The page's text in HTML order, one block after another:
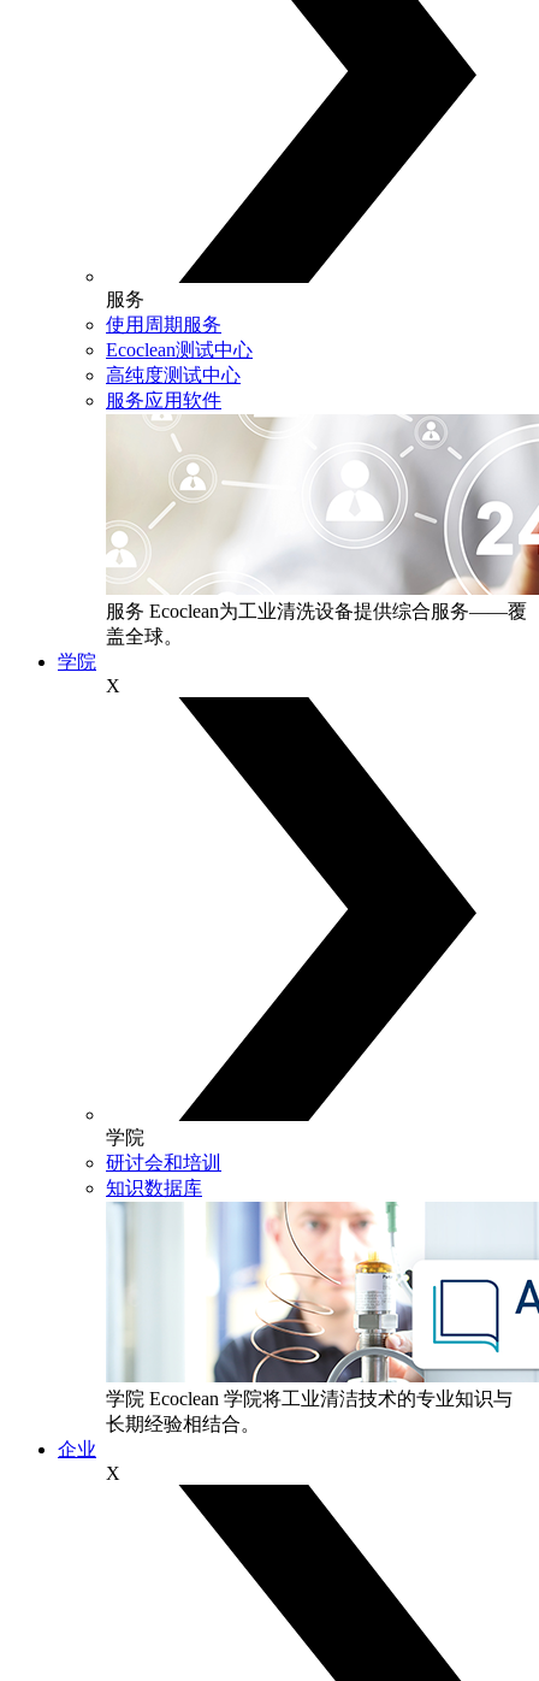
服务
使用周期服务
Ecoclean测试中心
高纯度测试中心
服务应用软件
服务 Ecoclean为工业清洗设备提供综合服务——覆
盖全球。
学院
X
学院
研讨会和培训
知识数据库
学院 Ecoclean 学院将工业清洁技术的专业知识与
长期经验相结合。
企业
X